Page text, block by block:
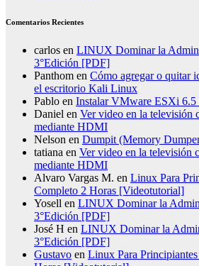
Comentarios Recientes
carlos en LINUX Dominar la
3°Edición [PDF]
Panthom en Cómo agregar o quitar
el escritorio Kali Linux
Pablo en Instalar VMware ESXi
Daniel en Ver video en la televisión
mediante HDMI
Nelson en Dumpit (Memory
tatiana en Ver video en la televisión
mediante HDMI
Alvaro Vargas M. en Linux Para
Completo 2 Horas [Videotutorial]
Yosell en LINUX Dominar la
3°Edición [PDF]
José H en LINUX Dominar la
3°Edición [PDF]
Gustavo en Linux Para